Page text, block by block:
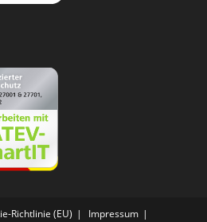
Richtlinie (EU) Impressum